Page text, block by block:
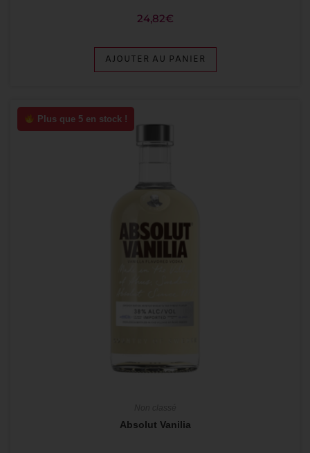
24,82€
AJOUTER AU PANIER
Plus que 5 en stock !
Absolut Vanilia